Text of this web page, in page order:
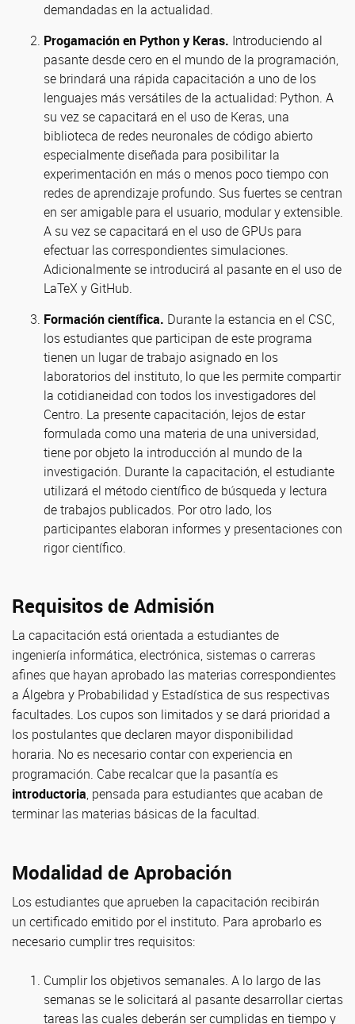
demandadas en la actualidad.
Progamación en Python y Keras. Introduciendo al
pasante desde cero en el mundo de la programación,
se brindará una rápida capacitación a uno de los
lenguajes más versátiles de la actualidad: Python. A
su vez se capacitará en el uso de Keras, una
biblioteca de redes neuronales de código abierto
especialmente diseñada para posibilitar la
experimentación en más o menos poco tiempo con
redes de aprendizaje profundo. Sus fuertes se centran
en ser amigable para el usuario, modular y extensible.
A su vez se capacitará en el uso de GPUs para
efectuar las correspondientes simulaciones.
Adicionalmente se introducirá al pasante en el uso de
LaTeX y GitHub.
Formación científica. Durante la estancia en el CSC,
los estudiantes que participan de este programa
tienen un lugar de trabajo asignado en los
laboratorios del instituto, lo que les permite compartir
la cotidianeidad con todos los investigadores del
Centro. La presente capacitación, lejos de estar
formulada como una materia de una universidad,
tiene por objeto la introducción al mundo de la
investigación. Durante la capacitación, el estudiante
utilizará el método científico de búsqueda y lectura
de trabajos publicados. Por otro lado, los
participantes elaboran informes y presentaciones con
rigor científico.
Requisitos de Admisión
La capacitación está orientada a estudiantes de
ingeniería informática, electrónica, sistemas o carreras
afines que hayan aprobado las materias correspondientes
a Álgebra y Probabilidad y Estadística de sus respectivas
facultades. Los cupos son limitados y se dará prioridad a
los postulantes que declaren mayor disponibilidad
horaria. No es necesario contar con experiencia en
programación. Cabe recalcar que la pasantía es
introductoria, pensada para estudiantes que acaban de
terminar las materias básicas de la facultad.
Modalidad de Aprobación
Los estudiantes que aprueben la capacitación recibirán
un certificado emitido por el instituto. Para aprobarlo es
necesario cumplir tres requisitos:
Cumplir los objetivos semanales. A lo largo de las
semanas se le solicitará al pasante desarrollar ciertas
tareas las cuales deberán ser cumplidas en tiempo y